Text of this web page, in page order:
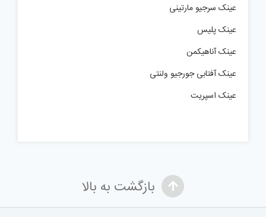
عینک سرجیو مارتینی
عینک پلیس
عینک آناهیکمن
عینک آفتابی جورجیو ولنتی
عینک اسپریت
بازگشت به بالا